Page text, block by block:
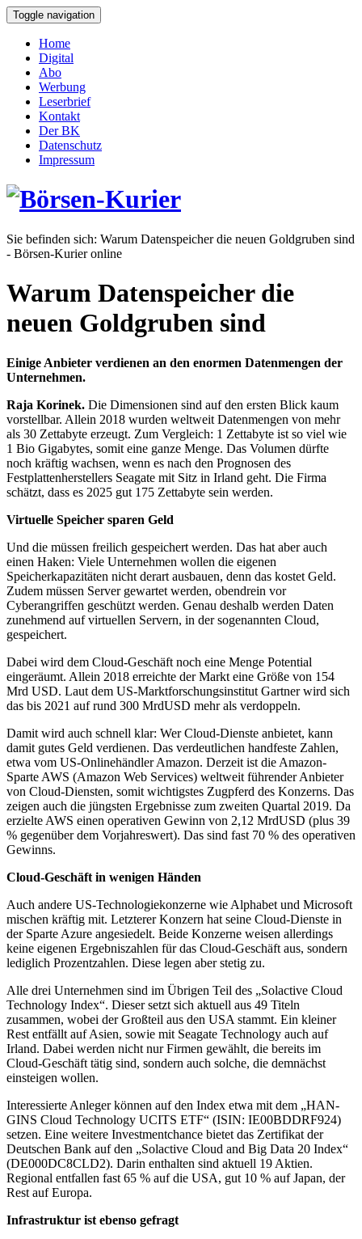
Toggle navigation
Home
Digital
Abo
Werbung
Leserbrief
Kontakt
Der BK
Datenschutz
Impressum
Sie befinden sich: Warum Datenspeicher die neuen Goldgruben sind
- Börsen-Kurier online
Warum Datenspeicher die
neuen Goldgruben sind
Einige Anbieter verdienen an den enormen Datenmengen der
Unternehmen.
Raja Korinek. Die Dimensionen sind auf den ersten Blick kaum
vorstellbar. Allein 2018 wurden weltweit Datenmengen von mehr
als 30 Zettabyte erzeugt. Zum Vergleich: 1 Zettabyte ist so viel wie
1 Bio Gigabytes, somit eine ganze Menge. Das Volumen dürfte
noch kräftig wachsen, wenn es nach den Prognosen des
Festplattenherstellers Seagate mit Sitz in Irland geht. Die Firma
schätzt, dass es 2025 gut 175 Zettabyte sein werden.
Virtuelle Speicher sparen Geld
Und die müssen freilich gespeichert werden. Das hat aber auch
einen Haken: Viele Unternehmen wollen die eigenen
Speicherkapazitäten nicht derart ausbauen, denn das kostet Geld.
Zudem müssen Server gewartet werden, obendrein vor
Cyberangriffen geschützt werden. Genau deshalb werden Daten
zunehmend auf virtuellen Servern, in der sogenannten Cloud,
gespeichert.
Dabei wird dem Cloud-Geschäft noch eine Menge Potential
eingeräumt. Allein 2018 erreichte der Markt eine Größe von 154
Mrd USD. Laut dem US-Marktforschungsinstitut Gartner wird sich
das bis 2021 auf rund 300 MrdUSD mehr als verdoppeln.
Damit wird auch schnell klar: Wer Cloud-Dienste anbietet, kann
damit gutes Geld verdienen. Das verdeutlichen handfeste Zahlen,
etwa vom US-Onlinehändler Amazon. Derzeit ist die Amazon-
Sparte AWS (Amazon Web Services) weltweit führender Anbieter
von Cloud-Diensten, somit wichtigstes Zugpferd des Konzerns. Das
zeigen auch die jüngsten Ergebnisse zum zweiten Quartal 2019. Da
erzielte AWS einen operativen Gewinn von 2,12 MrdUSD (plus 39
% gegenüber dem Vorjahreswert). Das sind fast 70 % des operativen
Gewinns.
Cloud-Geschäft in wenigen Händen
Auch andere US-Technologiekonzerne wie Alphabet und Microsoft
mischen kräftig mit. Letzterer Konzern hat seine Cloud-Dienste in
der Sparte Azure angesiedelt. Beide Konzerne weisen allerdings
keine eigenen Ergebniszahlen für das Cloud-Geschäft aus, sondern
lediglich Prozentzahlen. Diese legen aber stetig zu.
Alle drei Unternehmen sind im Übrigen Teil des „Solactive Cloud
Technology Index“. Dieser setzt sich aktuell aus 49 Titeln
zusammen, wobei der Großteil aus den USA stammt. Ein kleiner
Rest entfällt auf Asien, sowie mit Seagate Technology auch auf
Irland. Dabei werden nicht nur Firmen gewählt, die bereits im
Cloud-Geschäft tätig sind, sondern auch solche, die demnächst
einsteigen wollen.
Interessierte Anleger können auf den Index etwa mit dem „HAN-
GINS Cloud Technology UCITS ETF“ (ISIN: IE00BDDRF924)
setzen. Eine weitere Investmentchance bietet das Zertifikat der
Deutschen Bank auf den „Solactive Cloud and Big Data 20 Index“
(DE000DC8CLD2). Darin enthalten sind aktuell 19 Aktien.
Regional entfallen fast 65 % auf die USA, gut 10 % auf Japan, der
Rest auf Europa.
Infrastruktur ist ebenso gefragt